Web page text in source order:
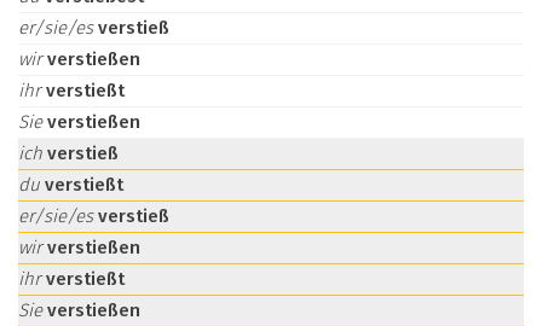
er/sie/esverstieß
wirverstießen
ihrverstießt
Sieverstießen
ich verstieß
du verstießt
er/sie/esverstieß
wirverstießen
ihrverstießt
Sieverstießen